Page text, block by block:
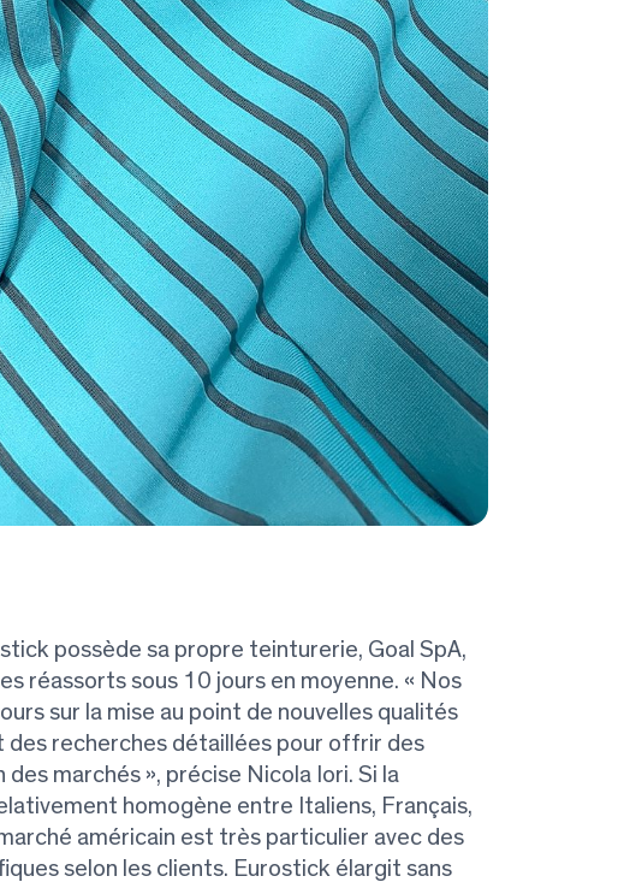
possède sa propre teinturerie, Goal SpA,
réassorts sous 10 jours en moyenne. « Nos
sur la mise au point de nouvelles qualités
des recherches détaillées pour offrir des
marchés », précise Nicola Iori. Si la
homogène entre Italiens, Français,
américain est très particulier avec des
selon les clients. Eurostick élargit sans